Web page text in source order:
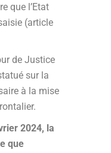
que l’Etat
(article
de Justice
sur la
à la mise
2024, la
que